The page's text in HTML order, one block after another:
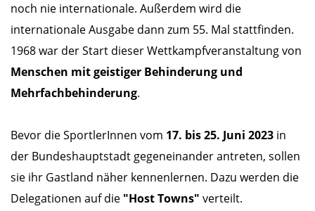
noch nie internationale. Außerdem wird die
internationale Ausgabe dann zum 55. Mal stattfinden.
1968 war der Start dieser Wettkampfveranstaltung von
Menschen mit geistiger Behinderung und
Mehrfachbehinderung.
Bevor die SportlerInnen vom 17. bis 25. Juni 2023 in
der Bundeshauptstadt gegeneinander antreten, sollen
sie ihr Gastland näher kennenlernen. Dazu werden die
Delegationen auf die "Host Towns" verteilt.